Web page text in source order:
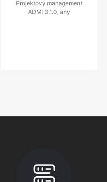
Projektový management
ADM: 3.1.0, any